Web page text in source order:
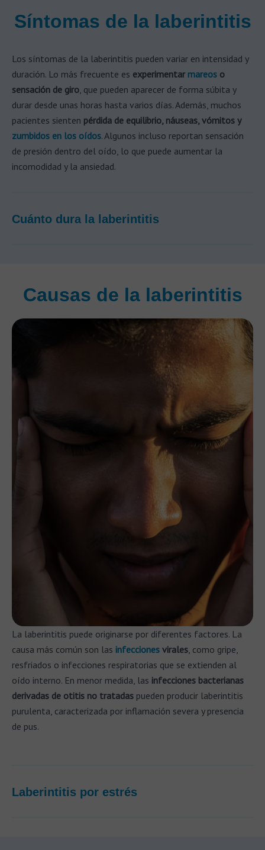
Síntomas de la laberintitis
Los síntomas de la laberintitis pueden variar en intensidad y
duración. Lo más frecuente es experimentar mareos o
sensación de giro, que pueden aparecer de forma súbita y
durar desde unas horas hasta varios días. Además, muchos
pacientes sienten pérdida de equilibrio, náuseas, vómitos y
zumbidos en los oídos. Algunos incluso reportan sensación
de presión dentro del oído, lo que puede aumentar la
incomodidad y la ansiedad.
Cuánto dura la laberintitis
Causas de la laberintitis
La laberintitis puede originarse por diferentes factores. La
causa más común son las infecciones virales, como gripe,
resfriados o infecciones respiratorias que se extienden al
oído interno. En menor medida, las infecciones bacterianas
derivadas de otitis no tratadas pueden producir laberintitis
purulenta, caracterizada por inflamación severa y presencia
de pus.
Laberintitis por estrés